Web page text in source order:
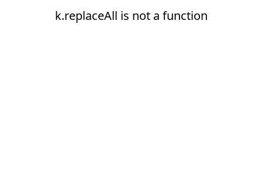
k.replaceAll is not a function